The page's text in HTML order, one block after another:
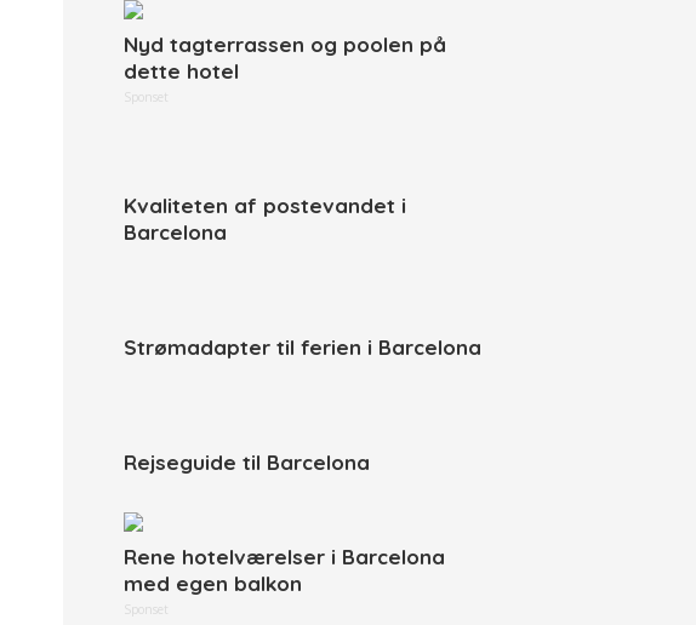
Nyd tagterrassen og poolen på
dette hotel
Sponset
Kvaliteten af postevandet i
Barcelona
Strømadapter til ferien i Barcelona
Rejseguide til Barcelona
Rene hotelværelser i Barcelona
med egen balkon
Sponset